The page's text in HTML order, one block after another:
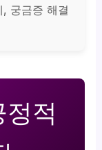
궁금증 해결
적